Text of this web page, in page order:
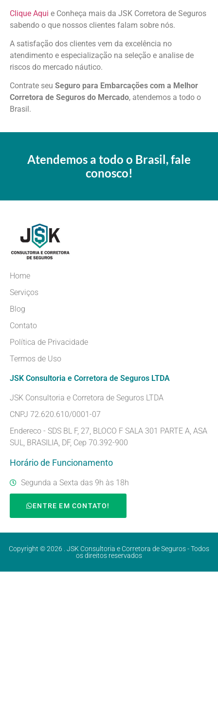
Clique Aqui e Conheça mais da JSK Corretora de Seguros
sabendo o que nossos clientes falam sobre nós.
A satisfação dos clientes vem da excelência no
atendimento e especialização na seleção e analise de
riscos do mercado náutico.
Contrate seu Seguro para Embarcações com a Melhor
Corretora de Seguros do Mercado, atendemos a todo o
Brasil.
Atendemos a todo o Brasil, fale
conosco!
Home
Serviços
Blog
Contato
Política de Privacidade
Termos de Uso
JSK Consultoria e Corretora de Seguros LTDA
JSK Consultoria e Corretora de Seguros LTDA
CNPJ 72.620.610/0001-07
Endereco - SDS BL F, 27, BLOCO F SALA 301 PARTE A, ASA
SUL, BRASILIA, DF, Cep 70.392-900
Horário de Funcionamento
Segunda a Sexta das 9h às 18h
ENTRE EM CONTATO!
Copyright © 2026 . JSK Consultoria e Corretora de Seguros - Todos
os direitos reservados